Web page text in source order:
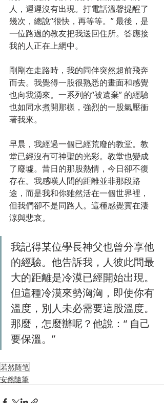
人，遲遲沒有出現。打電話溫馨提醒了
幾次，總說“很快，再等等。” 最後，是
一位路過的教友把我送回住所。答應接
我的人正在上網中。
剛剛在走路時，我的同伴突然超前飛奔
而去。我覺得一股很熟悉的畫面和感覺
也向我湧來。一系列的“被遺棄” 的經驗
也如同水煮開那樣，強烈的一股氣壓衝
著我來。
早晨，我經過一個已經荒廢的教堂。教
堂已經沒有可神聖的光彩。教堂也變成
了廢墟。昔日的那股熱情，今日卻不復
存在。我感嘆人間的距離並非那段路
途，而是我和你雖然活在一個世界裡，
但我們卻不是同路人。這種感覺實在淒
涼與悲哀。
我記得某位學長神父也曾分享他
的經驗。他告訴我，人彼此間最
大的距離是冷漠已經開始出現。
但這種冷漠來勢洶洶，即使你有
溫度，別人未必需要這股溫度。
那麼，怎麼辦呢？他說：“ 自己
要保溫。”
若然随笔
安然隨筆